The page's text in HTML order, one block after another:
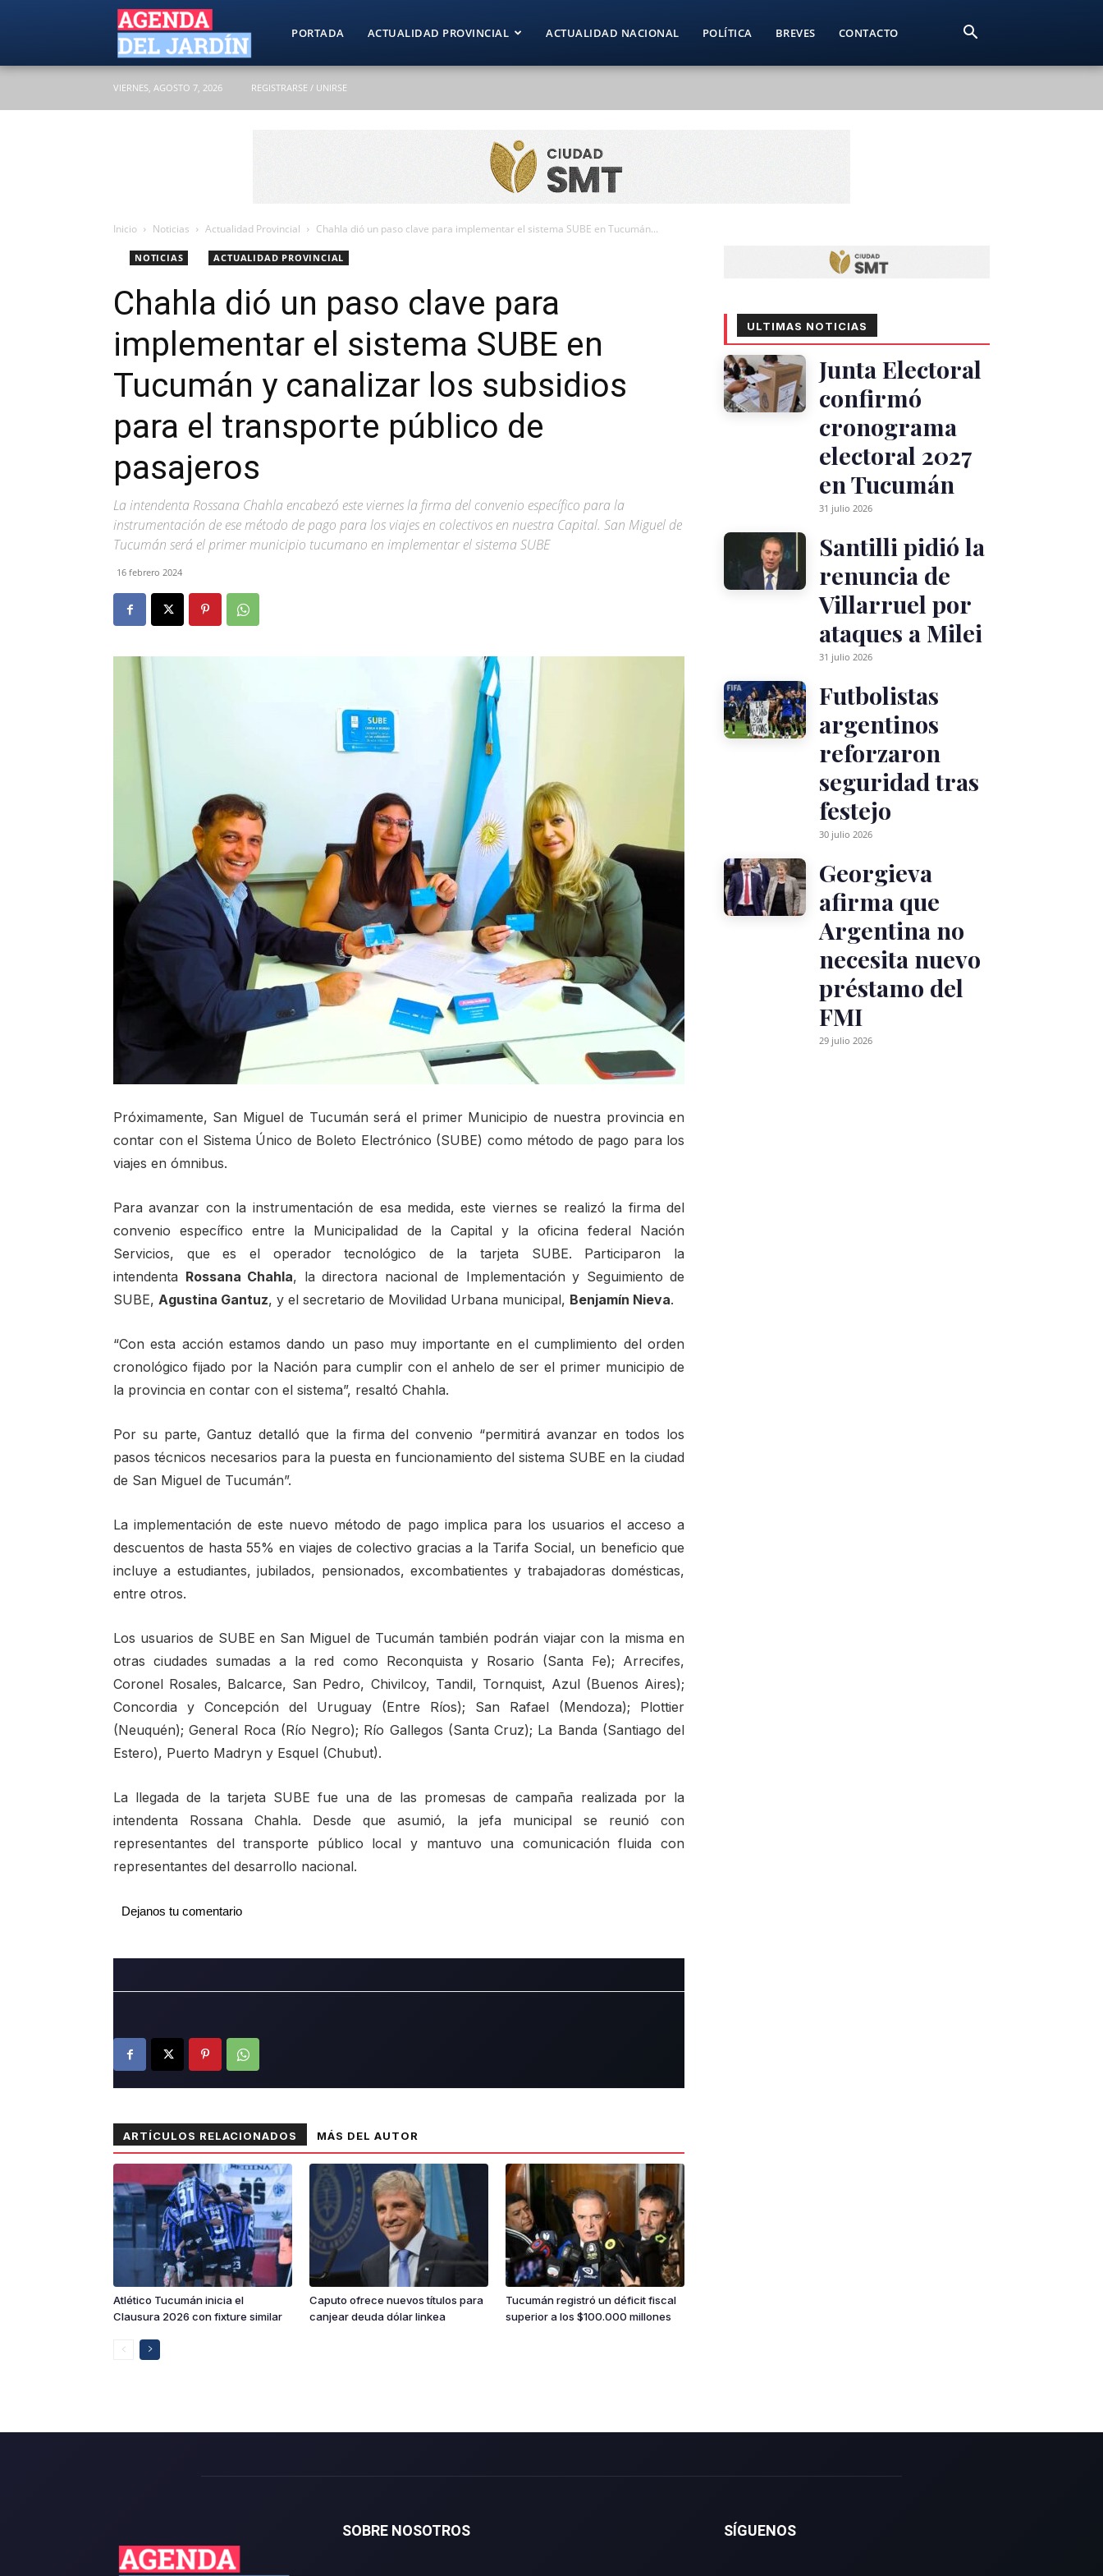
Agenda
PORTADA ACTUALIDAD PROVINCIAL ACTUALIDAD NACIONAL POLÍTICA BREVES CONTACTO
VIERNES, AGOSTO 7, 2026 REGISTRARSE / UNIRSE
Inicio Noticias Actualidad Provincial Chahla dió un paso clave para implementar el sistema SUBE en Tucumán...
NOTICIAS ACTUALIDAD PROVINCIAL
Chahla dió un paso clave para
implementar el sistema SUBE en
Tucumán y canalizar los subsidios
para el transporte público de
pasajeros
La intendenta Rossana Chahla encabezó este viernes la firma del convenio específico para la
instrumentación de ese método de pago para los viajes en colectivos en nuestra Capital. San Miguel de
Tucumán será el primer municipio tucumano en implementar el sistema SUBE
16 febrero 2024
Próximamente, San Miguel de Tucumán será el primer Municipio de nuestra provincia en
contar con el Sistema Único de Boleto Electrónico (SUBE) como método de pago para los
viajes en ómnibus.
Para avanzar con la instrumentación de esa medida, este viernes se realizó la firma del
convenio específico entre la Municipalidad de la Capital y la oficina federal Nación
Servicios, que es el operador tecnológico de la tarjeta SUBE. Participaron la
intendenta Rossana Chahla, la directora nacional de Implementación y Seguimiento de
SUBE, Agustina Gantuz, y el secretario de Movilidad Urbana municipal, Benjamín Nieva.
“Con esta acción estamos dando un paso muy importante en el cumplimiento del orden
cronológico fijado por la Nación para cumplir con el anhelo de ser el primer municipio de
la provincia en contar con el sistema”, resaltó Chahla.
Por su parte, Gantuz detalló que la firma del convenio “permitirá avanzar en todos los
pasos técnicos necesarios para la puesta en funcionamiento del sistema SUBE en la ciudad
de San Miguel de Tucumán”.
La implementación de este nuevo método de pago implica para los usuarios el acceso a
descuentos de hasta 55% en viajes de colectivo gracias a la Tarifa Social, un beneficio que
incluye a estudiantes, jubilados, pensionados, excombatientes y trabajadoras domésticas,
entre otros.
Los usuarios de SUBE en San Miguel de Tucumán también podrán viajar con la misma en
otras ciudades sumadas a la red como Reconquista y Rosario (Santa Fe); Arrecifes,
Coronel Rosales, Balcarce, San Pedro, Chivilcoy, Tandil, Tornquist, Azul (Buenos Aires);
Concordia y Concepción del Uruguay (Entre Ríos); San Rafael (Mendoza); Plottier
(Neuquén); General Roca (Río Negro); Río Gallegos (Santa Cruz); La Banda (Santiago del
Estero), Puerto Madryn y Esquel (Chubut).
La llegada de la tarjeta SUBE fue una de las promesas de campaña realizada por la
intendenta Rossana Chahla. Desde que asumió, la jefa municipal se reunió con
representantes del transporte público local y mantuvo una comunicación fluida con
representantes del desarrollo nacional.
Dejanos tu comentario
ARTÍCULOS RELACIONADOS MÁS DEL AUTOR
Atlético Tucumán inicia el
Clausura 2026 con fixture similar
Caputo ofrece nuevos títulos para
canjear deuda dólar linkea
Tucumán registró un déficit fiscal
superior a los $100.000 millones
ULTIMAS NOTICIAS
Junta Electoral
confirmó
cronograma
electoral 2027
en Tucumán
31 julio 2026
Santilli pidió la
renuncia de
Villarruel por
ataques a Milei
31 julio 2026
Futbolistas
argentinos
reforzaron
seguridad tras
festejo
30 julio 2026
Georgieva
afirma que
Argentina no
necesita nuevo
préstamo del
FMI
29 julio 2026
SOBRE NOSOTROS SÍGUENOS